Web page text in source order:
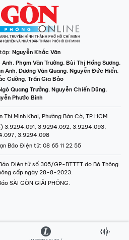
Nguyễn Khắc Văn
Anh, Phạm Văn Trường, Bùi Thị Hồng Sương,
Anh, Dương Văn Quang, Nguyễn Đức Hiển,
Cường, Trần Gia Bảo
Quang Trưởng, Nguyễn Chiến Dũng,
Phước Bình
Minh Khai, Phường Bàn Cờ, TP.HCM
3.9294.091, 3.9294.092, 3.9294.093,
3.9294.098
Báo Điện tử: 08 65 11 22 55
Điện tử số 305/GP-BTTTT do Bộ Thông
cấp ngày 28-8-2023.
SÀI GÒN GIẢI PHÓNG.